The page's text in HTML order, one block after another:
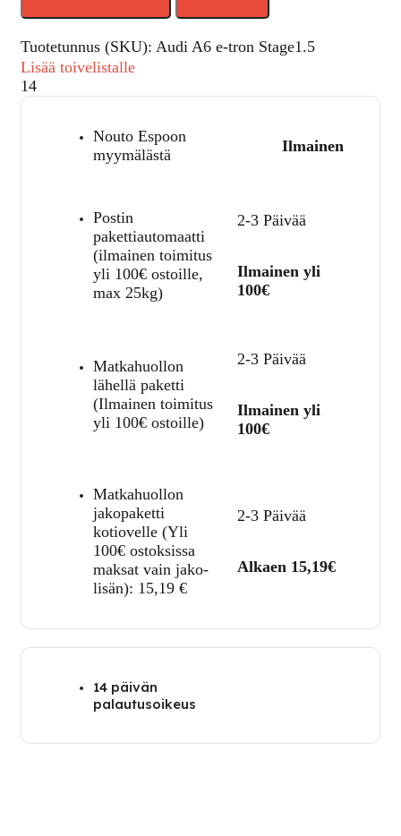
Tuotetunnus (SKU): Audi A6 e-tron Stage1.5
Lisää toivelistalle
14
Nouto Espoon
myymälästä
Ilmainen
Postin
pakettiautomaatti
(ilmainen toimitus
yli 100€ ostoille,
max 25kg)
2-3 Päivää
Ilmainen yli
100€
Matkahuollon
lähellä paketti
(Ilmainen toimitus
yli 100€ ostoille)
2-3 Päivää
Ilmainen yli
100€
Matkahuollon
jakopaketti
kotiovelle (Yli
100€ ostoksissa
maksat vain jako-
lisän): 15,19 €
2-3 Päivää
Alkaen 15,19€
14 päivän
palautusoikeus